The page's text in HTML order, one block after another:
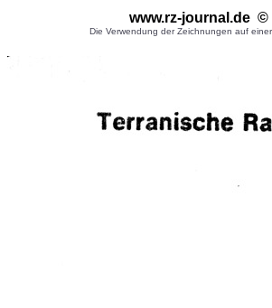
www.rz-journal.de ©
Die Verwendung der Zeichnungen auf